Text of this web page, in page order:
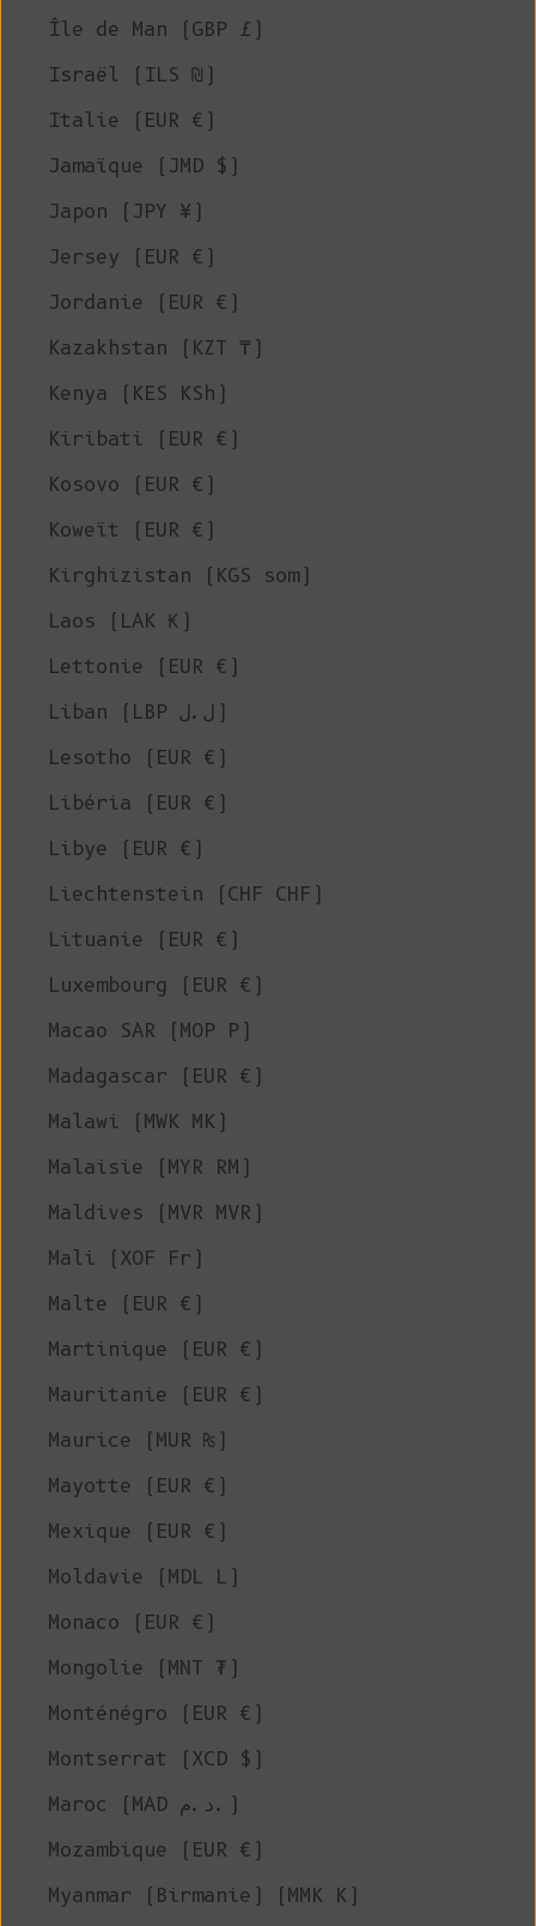
Île de Man (GBP £)
Israël (ILS ₪)
Italie (EUR €)
Jamaïque (JMD $)
Japon (JPY ¥)
Jersey (EUR €)
Jordanie (EUR €)
Kazakhstan (KZT ₸)
Kenya (KES KSh)
Kiribati (EUR €)
Kosovo (EUR €)
Koweït (EUR €)
Kirghizistan (KGS som)
Laos (LAK ₭)
Lettonie (EUR €)
Liban (LBP ل.ل)
Lesotho (EUR €)
Libéria (EUR €)
Libye (EUR €)
Liechtenstein (CHF CHF)
Lituanie (EUR €)
Luxembourg (EUR €)
Macao SAR (MOP P)
Madagascar (EUR €)
Malawi (MWK MK)
Malaisie (MYR RM)
Maldives (MVR MVR)
Mali (XOF Fr)
Malte (EUR €)
Martinique (EUR €)
Mauritanie (EUR €)
Maurice (MUR ₨)
Mayotte (EUR €)
Mexique (EUR €)
Moldavie (MDL L)
Monaco (EUR €)
Mongolie (MNT ₮)
Monténégro (EUR €)
Montserrat (XCD $)
Maroc (MAD د.م.)
Mozambique (EUR €)
Myanmar (Birmanie) (MMK K)